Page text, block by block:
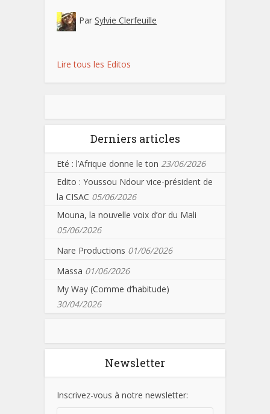
Par Sylvie Clerfeuille
Lire tous les Editos
Derniers articles
Eté : l’Afrique donne le ton 23/06/2026
Edito : Youssou Ndour vice-président de
la CISAC 05/06/2026
Mouna, la nouvelle voix d’or du Mali
05/06/2026
Nare Productions 01/06/2026
Massa 01/06/2026
My Way (Comme d’habitude)
30/04/2026
Newsletter
Inscrivez-vous à notre newsletter: